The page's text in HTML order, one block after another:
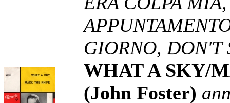
GIORNO, DON'T
WHAT A SKY/
(John Foster)